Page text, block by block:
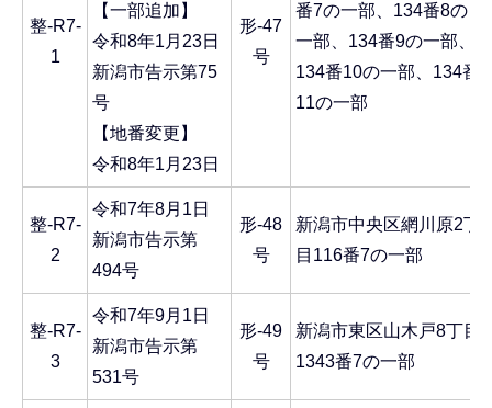
整-R7-
1
【一部追加】
令和8年1月23日
新潟市告示第75
号
【地番変更】
令和8年1月23日
形-47
号
番7の一部、134番8の
一部、134番9の一部、
134番10の一部、134番
11の一部
整-R7-
2
令和7年8月1日
新潟市告示第
494号
形-48
号
新潟市中央区網川原2丁
目116番7の一部
整-R7-
3
令和7年9月1日
新潟市告示第
531号
形-49
号
新潟市東区山木戸8丁目
1343番7の一部